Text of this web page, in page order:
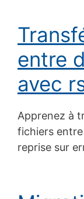
entre
avec
Apprenez à
fichiers entre
reprise sur